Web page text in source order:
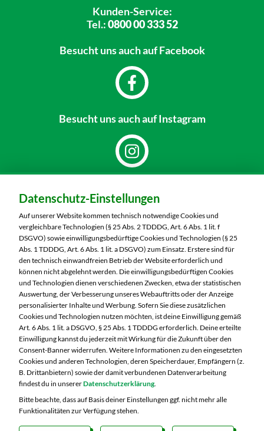
Kunden-Service:
Tel.:0800 00 333 52
Besucht unsauch auf Facebook
Besucht unsauch auf Instagram
MARKTKAUF Nürnberg-Mögeldorf
Laufamholzstraße 40/42
90482 Nürnberg
Telefon:0911 54340
Markt ändern
Öffnungszeiten diese Woche:
Mo:
08:00 – 20:00 Uhr
Di:
08:00 – 20:00 Uhr
Mi:
08:00 – 20:00 Uhr
Do:
08:00 – 20:00 Uhr
Fr:
08:00 – 20:00 Uhr
Datenschutz-Einstellungen
Auf unserer Website kommen technisch notwendige Cookies und
vergleichbare Technologien (§ 25 Abs. 2 TDDDG, Art. 6 Abs. 1 lit. f
DSGVO) sowie einwilligungsbedürftige Cookies und Technologien (§ 25
Abs. 1 TDDDG, Art. 6 Abs. 1 lit. a DSGVO) zum Einsatz. Erstere sind für
den technisch einwandfreien Betrieb der Website erforderlich und
können nicht abgelehnt werden. Die einwilligungsbedürftigen Cookies
und Technologien dienen verschiedenen Zwecken, etwa der statistischen
Auswertung, der Verbesserung unseres Webauftritts oder der Anzeige
personalisierter Inhalte und Werbung. Sofern Sie diese zusätzlichen
Cookies und Technologien nutzen möchten, ist deine Einwilligung gemäß
Art. 6 Abs. 1 lit. a DSGVO, § 25 Abs. 1 TDDDG erforderlich. Deine erteilte
Einwilligung kannst du jederzeit mit Wirkung für die Zukunft über den
Consent-Banner widerrufen. Weitere Informationen zu den eingesetzten
Cookies und anderen Technologien, deren Speicherdauer, Empfängern (z.
B. Drittanbietern) sowie der damit verbundenen Datenverarbeitung
findest du in unsererDatenschutzerklärung.
Bitte beachte, dass auf Basis deiner Einstellungen ggf. nicht mehr alle
Funktionalitäten zur Verfügung stehen.